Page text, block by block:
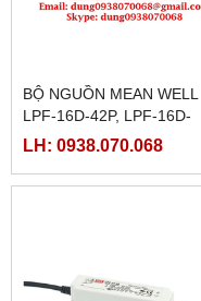
BỘ NGUỒN MEAN WELL
LPF-16D-42P, LPF-16D-
48,LPF-16D-48P,LPF-16D-
LH: 0938.070.068